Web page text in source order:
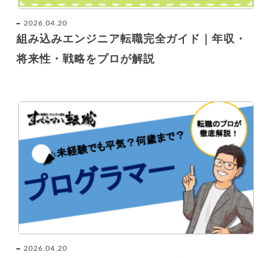
2026.04.20
組み込みエンジニア転職完全ガイド｜年収・
将来性・戦略をプロが解説
2026.04.20